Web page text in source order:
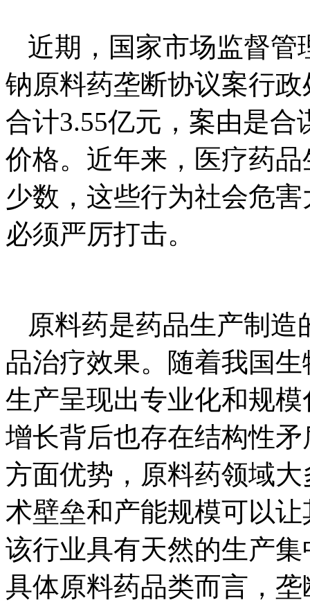
近期，国家市场监督管
钠原料药垄断协议案行
合计3.55亿元，案由是
价格。近年来，医疗药
少数，这些行为社会危
必须严厉打击。
原料药是药品生产制
品治疗效果。随着我国
生产呈现出专业化和规
增长背后也存在结构性
方面优势，原料药领域
术壁垒和产能规模可以
该行业具有天然的生产
具体原料药品类而言，